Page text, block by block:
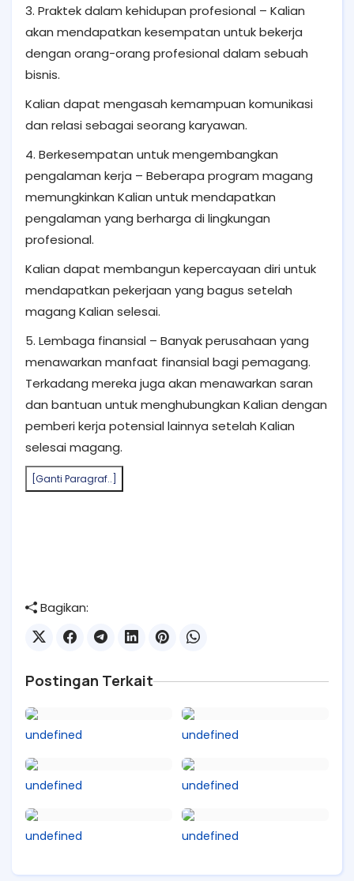
3. Praktek dalam kehidupan profesional – Kalian
akan mendapatkan kesempatan untuk bekerja
dengan orang-orang profesional dalam sebuah
bisnis.
Kalian dapat mengasah kemampuan komunikasi
dan relasi sebagai seorang karyawan.
4. Berkesempatan untuk mengembangkan
pengalaman kerja – Beberapa program magang
memungkinkan Kalian untuk mendapatkan
pengalaman yang berharga di lingkungan
profesional.
Kalian dapat membangun kepercayaan diri untuk
mendapatkan pekerjaan yang bagus setelah
magang Kalian selesai.
5. Lembaga finansial – Banyak perusahaan yang
menawarkan manfaat finansial bagi pemagang.
Terkadang mereka juga akan menawarkan saran
dan bantuan untuk menghubungkan Kalian dengan
pemberi kerja potensial lainnya setelah Kalian
selesai magang.
[Ganti Paragraf..]
Bagikan:
Postingan Terkait
undefined undefined
undefined undefined
undefined undefined